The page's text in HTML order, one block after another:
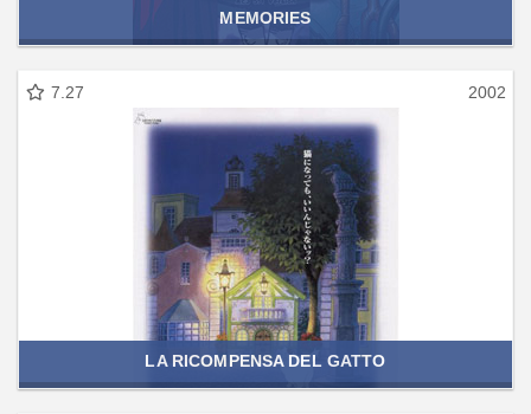
MEMORIES
7.27 2002
LA RICOMPENSA DEL GATTO